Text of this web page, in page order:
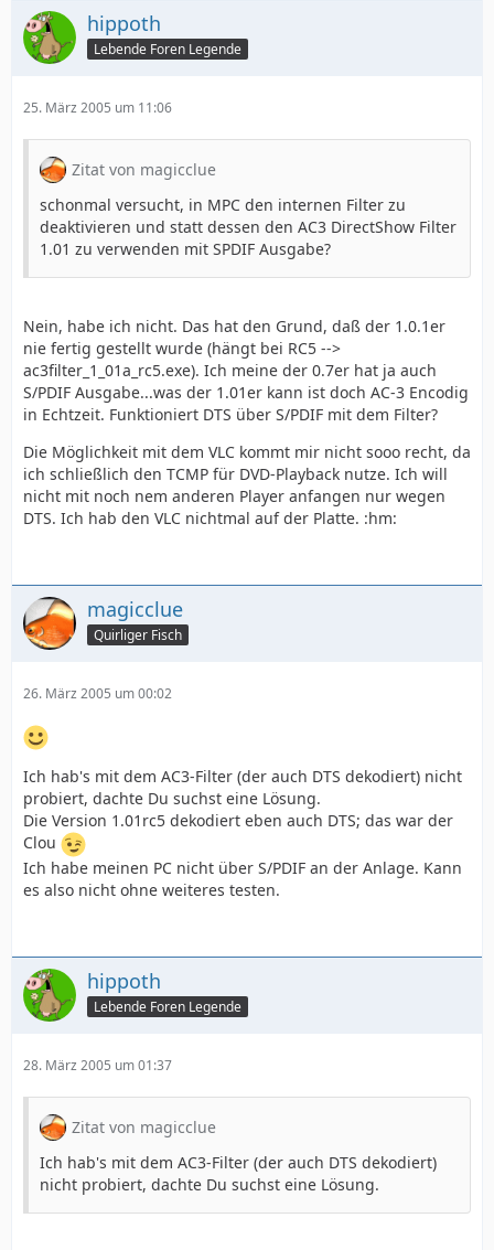
hippoth
Lebende Foren Legende
25. März 2005 um 11:06
Zitat von magicclue
schonmal versucht, in MPC den internen Filter zu
deaktivieren und statt dessen den AC3 DirectShow Filter
1.01 zu verwenden mit SPDIF Ausgabe?
Nein, habe ich nicht. Das hat den Grund, daß der 1.0.1er
nie fertig gestellt wurde (hängt bei RC5 -->
ac3filter_1_01a_rc5.exe). Ich meine der 0.7er hat ja auch
S/PDIF Ausgabe...was der 1.01er kann ist doch AC-3 Encodig
in Echtzeit. Funktioniert DTS über S/PDIF mit dem Filter?
Die Möglichkeit mit dem VLC kommt mir nicht sooo recht, da
ich schließlich den TCMP für DVD-Playback nutze. Ich will
nicht mit noch nem anderen Player anfangen nur wegen
DTS. Ich hab den VLC nichtmal auf der Platte. :hm:
magicclue
Quirliger Fisch
26. März 2005 um 00:02
Ich hab's mit dem AC3-Filter (der auch DTS dekodiert) nicht
probiert, dachte Du suchst eine Lösung.
Die Version 1.01rc5 dekodiert eben auch DTS; das war der
Clou
Ich habe meinen PC nicht über S/PDIF an der Anlage. Kann
es also nicht ohne weiteres testen.
hippoth
Lebende Foren Legende
28. März 2005 um 01:37
Zitat von magicclue
Ich hab's mit dem AC3-Filter (der auch DTS dekodiert)
nicht probiert, dachte Du suchst eine Lösung.